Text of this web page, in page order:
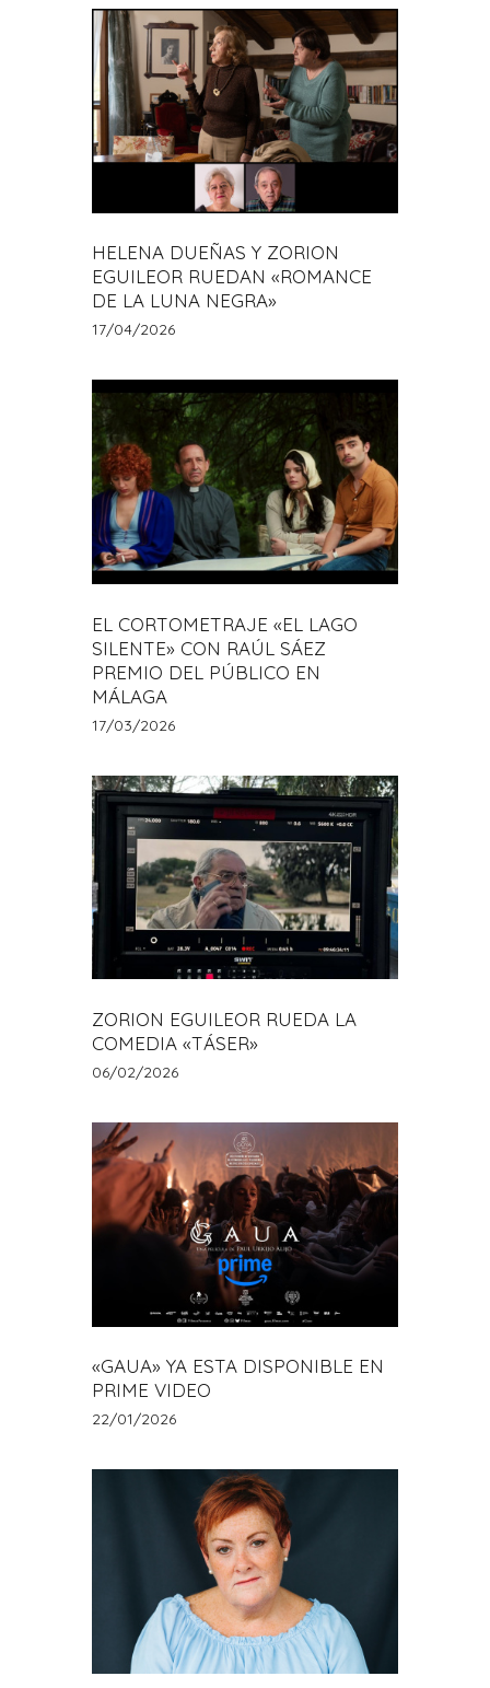
HELENA DUEÑAS Y ZORION
EGUILEOR RUEDAN «ROMANCE
DE LA LUNA NEGRA»
17/04/2026
EL CORTOMETRAJE «EL LAGO
SILENTE» CON RAÚL SÁEZ
PREMIO DEL PÚBLICO EN
MÁLAGA
17/03/2026
ZORION EGUILEOR RUEDA LA
COMEDIA «TÁSER»
06/02/2026
«GAUA» YA ESTA DISPONIBLE EN
PRIME VIDEO
22/01/2026